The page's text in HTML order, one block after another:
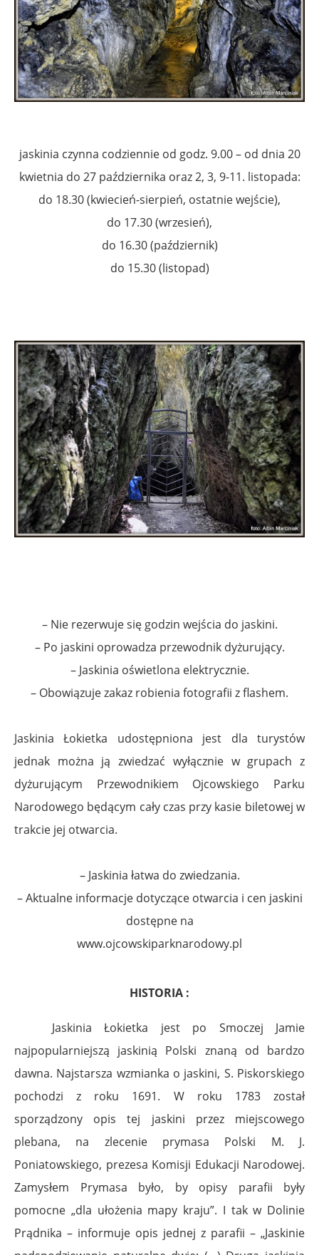
jaskinia czynna codziennie od godz. 9.00 – od dnia 20
kwietnia do 27 października oraz 2, 3, 9-11. listopada:
do 18.30 (kwiecień-sierpień, ostatnie wejście),
do 17.30 (wrzesień),
do 16.30 (październik)
do 15.30 (listopad)
– Nie rezerwuje się godzin wejścia do jaskini.
– Po jaskini oprowadza przewodnik dyżurujący.
– Jaskinia oświetlona elektrycznie.
– Obowiązuje zakaz robienia fotografii z flashem.
Jaskinia Łokietka udostępniona jest dla turystów
jednak można ją zwiedzać wyłącznie w grupach z
dyżurującym Przewodnikiem Ojcowskiego Parku
Narodowego będącym cały czas przy kasie biletowej w
trakcie jej otwarcia.
– Jaskinia łatwa do zwiedzania.
– Aktualne informacje dotyczące otwarcia i cen jaskini
dostępne na
www.ojcowskiparknarodowy.pl
HISTORIA :
Jaskinia Łokietka jest po Smoczej Jamie
najpopularniejszą jaskinią Polski znaną od bardzo
dawna. Najstarsza wzmianka o jaskini, S. Piskorskiego
pochodzi z roku 1691. W roku 1783 został
sporządzony opis tej jaskini przez miejscowego
plebana, na zlecenie prymasa Polski M. J.
Poniatowskiego, prezesa Komisji Edukacji Narodowej.
Zamysłem Prymasa było, by opisy parafii były
pomocne „dla ułożenia mapy kraju”. I tak w Dolinie
Prądnika – informuje opis jednej z parafii – „Jaskinie